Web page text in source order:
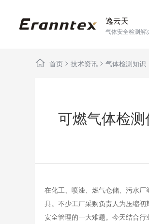
逸云天
气体安全检测解
首页 > 技术资讯 > 气体检测知识
可燃气体检
在化工、喷漆、燃气仓储、污水厂
具。不少工厂采购负责人为压缩
安全管理的一大难题。今天结合行